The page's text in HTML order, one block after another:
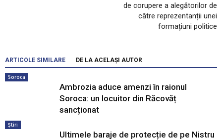
de corupere a alegătorilor de
către reprezentanții unei
formațiuni politice
ARTICOLE SIMILARE DE LA ACELAȘI AUTOR
Soroca
Ambrozia aduce amenzi în raionul
Soroca: un locuitor din Răcovăț
sancționat
Știri
Ultimele baraje de protecție de pe Nistru